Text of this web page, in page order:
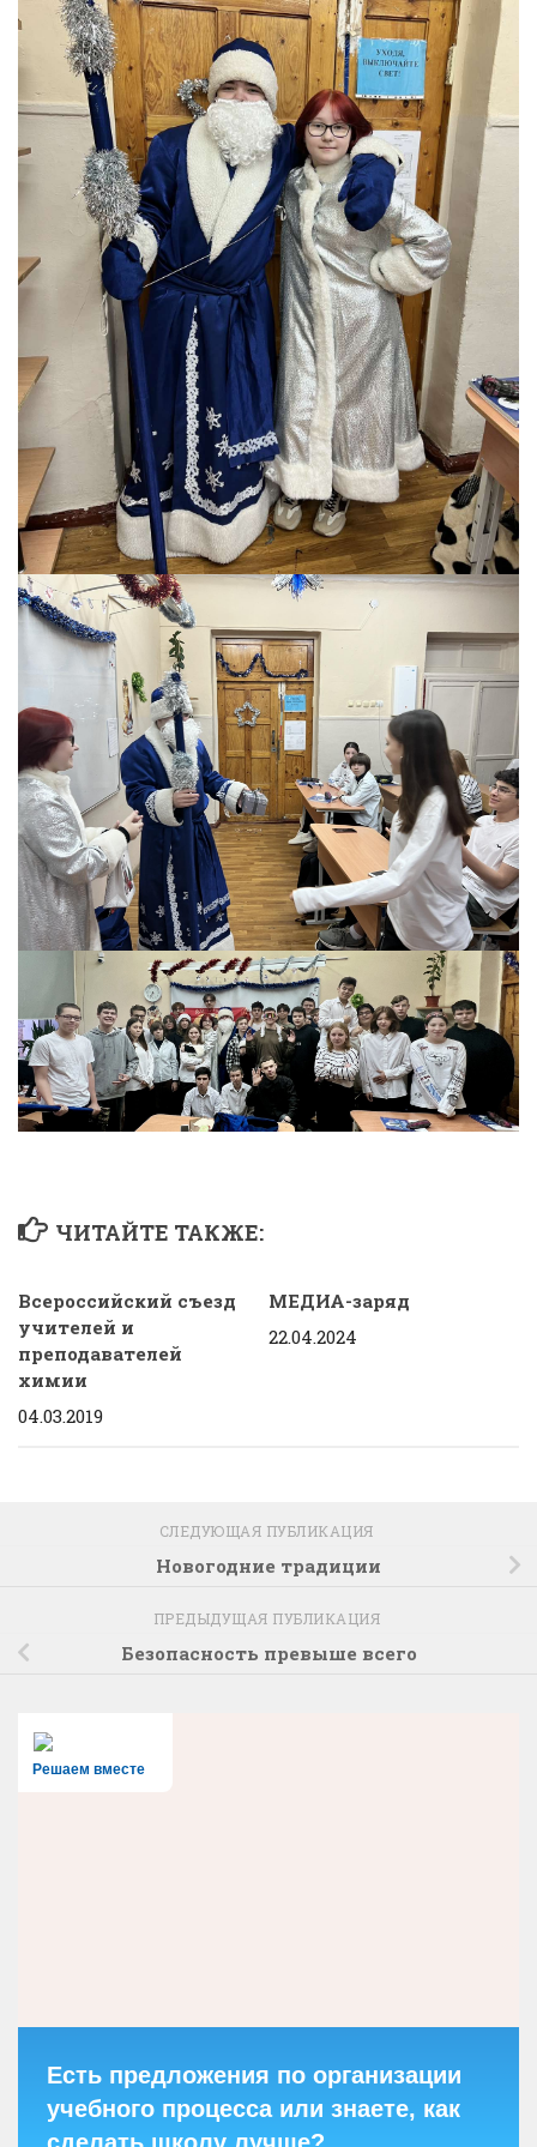
ЧИТАЙТЕ ТАКЖЕ:
Всероссийский съезд
учителей и
преподавателей
химии
04.03.2019
МЕДИА-заряд
22.04.2024
СЛЕДУЮЩАЯ ПУБЛИКАЦИЯ
Новогодние традиции
ПРЕДЫДУЩАЯ ПУБЛИКАЦИЯ
Безопасность превыше всего
Решаем вместе
Есть предложения по организации
учебного процесса или знаете, как
сделать школу лучше?